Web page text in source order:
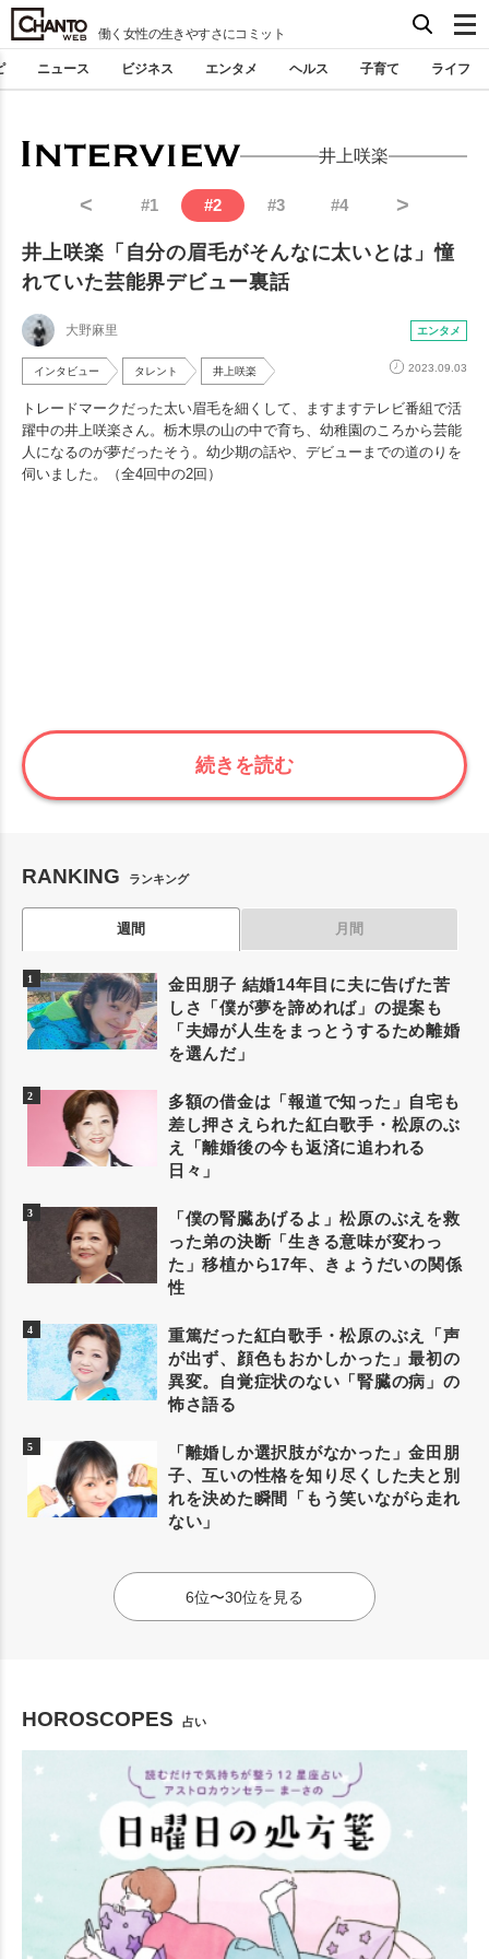
働く女性の生きやすさにコミット
ニュース ビジネス エンタメ ヘルス 子育て ライフ
井上咲楽
< #1 #2 #3 #4 >
井上咲楽「自分の眉毛がそんなに太いとは」憧
れていた芸能界デビュー裏話
大野麻里 エンタメ
インタビュー タレント 井上咲楽 2023.09.03
トレードマークだった太い眉毛を細くして、ますますテレビ番組で活
躍中の井上咲楽さん。栃木県の山の中で育ち、幼稚園のころから芸能
人になるのが夢だったそう。幼少期の話や、デビューまでの道のりを
伺いました。（全4回中の2回）
続きを読む
RANKING ランキング
週間 月間
金田朋子 結婚14年目に夫に告げた苦
しさ「僕が夢を諦めれば」の提案も
「夫婦が人生をまっとうするため離婚
を選んだ」
多額の借金は「報道で知った」自宅も
差し押さえられた紅白歌手・松原のぶ
え「離婚後の今も返済に追われる
日々」
「僕の腎臓あげるよ」松原のぶえを救
った弟の決断「生きる意味が変わっ
た」移植から17年、きょうだいの関係
性
重篤だった紅白歌手・松原のぶえ「声
が出ず、顔色もおかしかった」最初の
異変。自覚症状のない「腎臓の病」の
怖さ語る
「離婚しか選択肢がなかった」金田朋
子、互いの性格を知り尽くした夫と別
れを決めた瞬間「もう笑いながら走れ
ない」
6位〜30位を見る
HOROSCOPES 占い